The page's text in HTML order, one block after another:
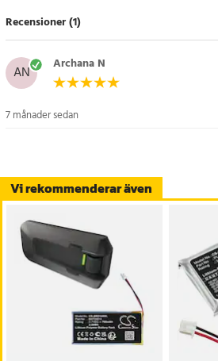
Artikelnummer:120995
Vi rekommenderar även
Recensioner (1)
AN Archana N
7 månader sedan